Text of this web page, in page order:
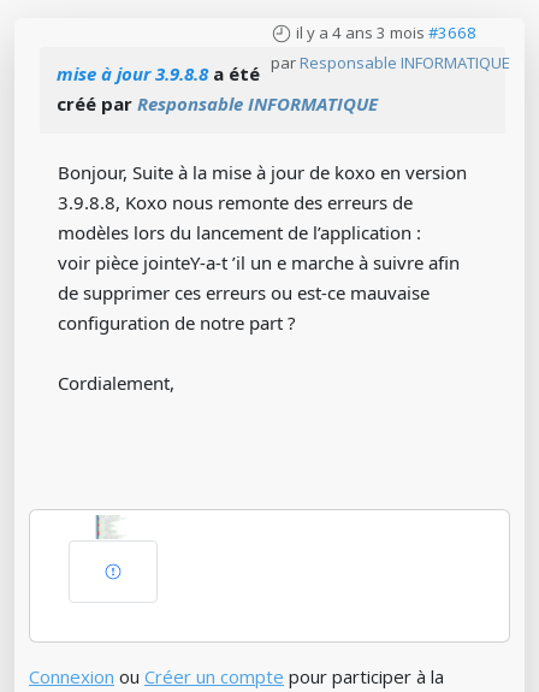
il y a 4 ans 3 mois #3668
par Responsable INFORMATIQUE
mise à jour 3.9.8.8a été
créé par Responsable INFORMATIQUE
Bonjour, Suite à la mise à jour de koxo en version
3.9.8.8, Koxo nous remonte des erreurs de
modèles lors du lancement de l’application :
voir pièce jointeY-a-t ’il un e marche à suivre afin
de supprimer ces erreurs ou est-ce mauvaise
configuration de notre part ?
Cordialement,
Connexion ou Créer un compte pour participer à la